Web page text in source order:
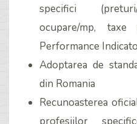
specifici
ocupare/mp,
Performance
Adoptarea de
din Romania
Recunoasterea